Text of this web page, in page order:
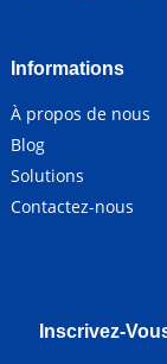
Informations
À propos de nous
Blog
Solutions
Contactez-nous
Inscrivez-